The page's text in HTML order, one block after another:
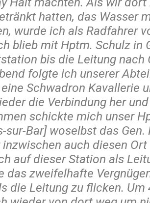
hatten, das Wasser
wurde ich als Radfahrer
blieb mit Hptm. Schulz in
bis die Leitung nach
folgte ich unserer
Schwadron Kavallerie
die Verbindung her
schickte mich unser
sur-Bar] woselbst das Gen.
inzwischen auch diesen
auf dieser Station als
das zweifelhafte
die Leitung zu flicken. Um